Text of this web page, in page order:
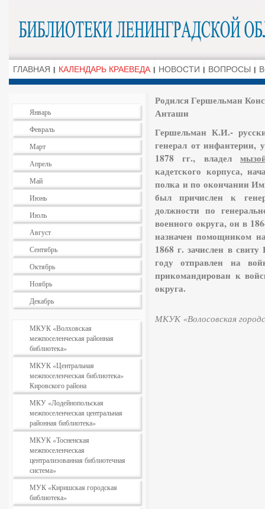
ГЛАВНАЯ КАЛЕНДАРЬ КРАЕВЕДА НОВОСТИ ВОПРОСЫ
Январь
Февраль
Март
Апрель
Май
Июнь
Июль
Август
Сентябрь
Октябрь
Ноябрь
Декабрь
МКУК «Волховская
межпоселенческая районная
библиотека»
МКУК «Центральная
межпоселенческая библиотека»
Кировского района
МКУ «Лодейнопольская
межпоселенческая центральная
районная библиотека»
МКУК «Тосненская
межпоселенческая
централизованная библиотечная
система»
МУК «Киришская городская
библиотека»
Родился Гершельман
Анташи
Гершельман К.И.-
генерал от инфантерии,
1878 гг., владел
кадетского корпуса,
полка и по окончании
был причислен к
должности по
военного округа, он в
назначен помощником
1868 г. зачислен в
году отправлен на
прикомандирован к
округа.
МКУК «Волосовская